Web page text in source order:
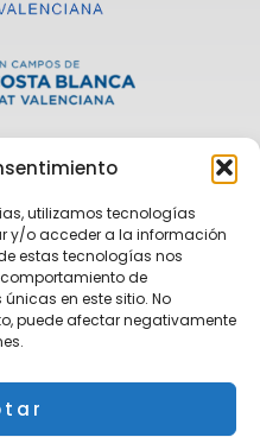
utilizamos tecnologías
y/o acceder a la información
estas tecnologías nos
de
en este sitio. No
puede afectar negativamente